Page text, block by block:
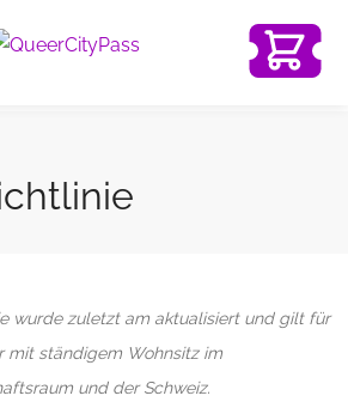
wurde zuletzt am aktualisiert und gilt für
mit ständigem Wohnsitz im
und der Schweiz.